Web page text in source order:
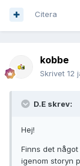
Citera
kobbe
Skrivet 12
D.E skrev:
Hej!
Finns det
igenom storyn